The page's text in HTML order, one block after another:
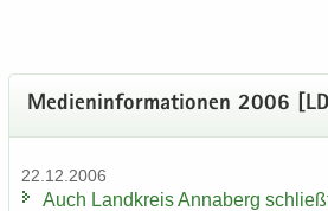
Me­di­en­in­for­ma­tio­nen 2006
22.12.2006
Auch Land­kreis An­na­berg